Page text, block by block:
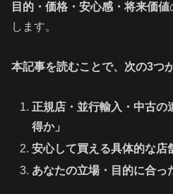
目的・価格・安心感・将来価値
します。
本記事を読むことで、次の3つ
正規店・並行輸入・中古の
得か」
安心して買える具体的な店
あなたの立場・目的に合っ